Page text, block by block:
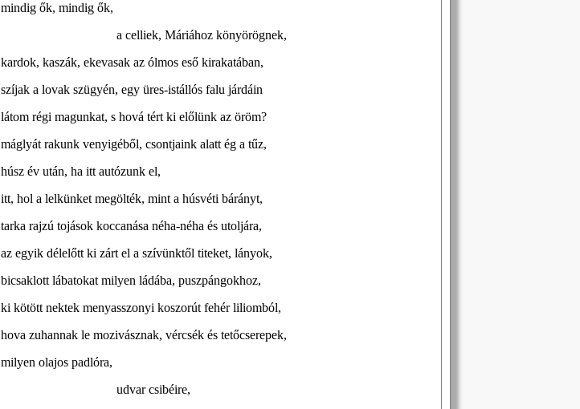
mindig ők, mindig ők,
a celliek, Máriához könyörögnek,
kardok, kaszák, ekevasak az ólmos eső kirakatában,
szíjak a lovak szügyén, egy üres-istállós falu járdáin
látom régi magunkat, s hová tért ki előlünk az öröm?
máglyát rakunk venyigéből, csontjaink alatt ég a tűz,
húsz év után, ha itt autózunk el,
itt, hol a lelkünket megölték, mint a húsvéti bárányt,
tarka rajzú tojások koccanása néha-néha és utoljára,
az egyik délelőtt ki zárt el a szívünktől titeket, lányok,
bicsaklott lábatokat milyen ládába, puszpángokhoz,
ki kötött nektek menyasszonyi koszorút fehér liliomból,
hova zuhannak le mozivásznak, vércsék és tetőcserepek,
milyen olajos padlóra,
udvar csibéire,